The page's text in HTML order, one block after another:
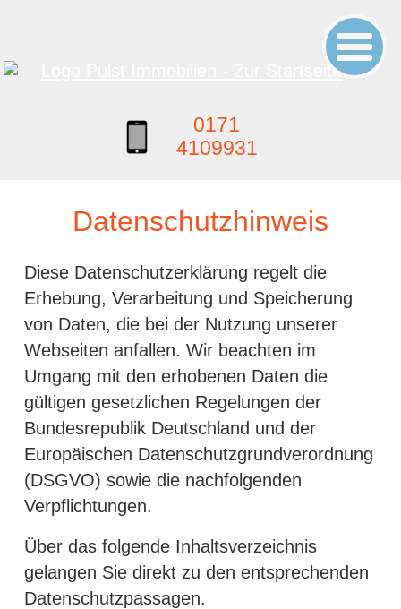
0171
4109931
Datenschutzhinweis
Diese Datenschutzerklärung regelt die
Erhebung, Verarbeitung und Speicherung
von Daten, die bei der Nutzung unserer
Webseiten anfallen. Wir beachten im
Umgang mit den erhobenen Daten die
gültigen gesetzlichen Regelungen der
Bundesrepublik Deutschland und der
Europäischen Datenschutzgrundverordnung
(DSGVO) sowie die nachfolgenden
Verpflichtungen.
Über das folgende Inhaltsverzeichnis
gelangen Sie direkt zu den entsprechenden
Datenschutzpassagen.